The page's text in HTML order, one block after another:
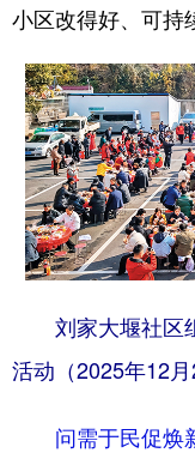
小区改得好、可持
刘家大堰社区
活动（2025年12
问需于民促焕